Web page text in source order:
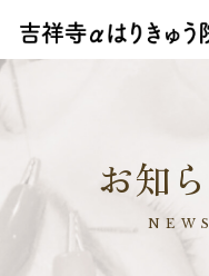
お知